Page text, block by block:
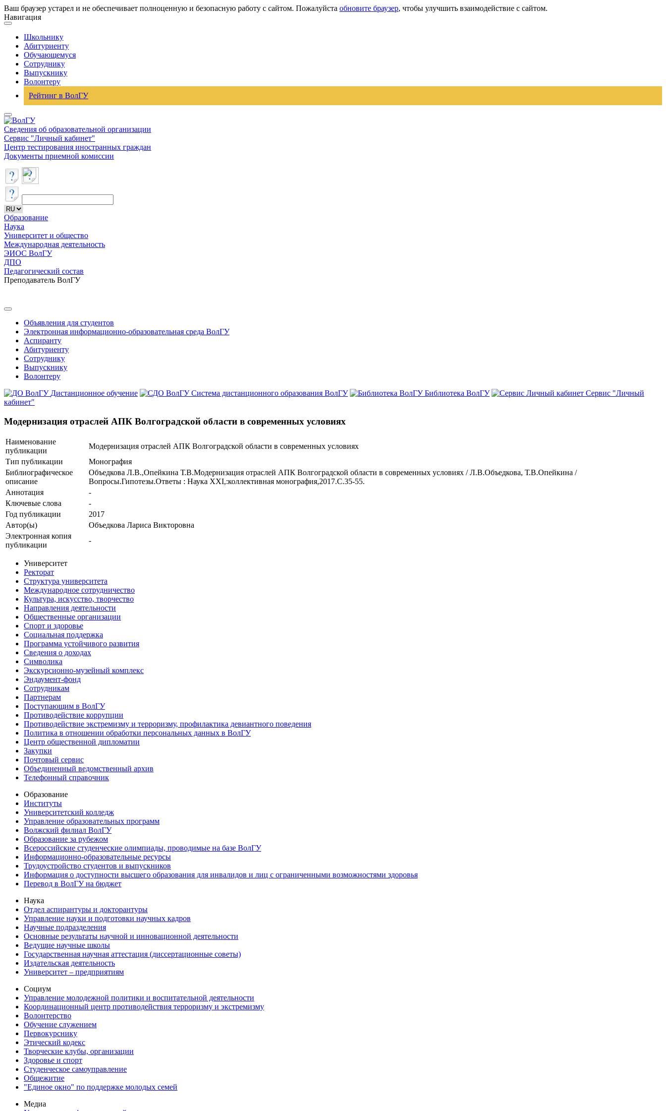
Ваш браузер устарел и не обеспечивает полноценную и безопасную работу с сайтом. Пожалуйста обновите браузер, чтобы улучшить взаимодействие с сайтом.
Навигация
Школьнику
Абитуриенту
Обучающемуся
Сотруднику
Выпускнику
Волонтеру
Рейтинг в ВолГУ
Сведения об образовательной организации
Сервис "Личный кабинет"
Центр тестирования иностранных граждан
Документы приемной комиссии
Образование
Наука
Университет и общество
Международная деятельность
ЭИОС ВолГУ
ДПО
Педагогический состав
Преподаватель ВолГУ
Объявления для студентов
Электронная информационно-образовательная среда ВолГУ
Аспиранту
Абитуриенту
Сотруднику
Выпускнику
Волонтеру
Дистанционное обучение
Система дистанционного образования ВолГУ Библиотека ВолГУ
Сервис "Личный
кабинет"
Модернизация отраслей АПК Волгоградской области в современных условиях
Наименование
публикации
Модернизация отраслей АПК Волгоградской области в современных условиях
Тип публикации
Монография
Библиографическое
описание
Объедкова Л.В.,Опейкина Т.В.Модернизация отраслей АПК Волгоградской области в современных условиях / Л.В.Объедкова, Т.В.Опейкина /
Вопросы.Гипотезы.Ответы : Наука XXI,:коллективная монография,2017.С.35-55.
Аннотация
-
Ключевые cлова
-
Год публикации
2017
Автор(ы)
Объедкова Лариса Викторовна
Электронная копия
публикации
-
Университет
Ректорат
Структура университета
Международное сотрудничество
Культура, искусство, творчество
Направления деятельности
Общественные организации
Спорт и здоровье
Социальная поддержка
Программа устойчивого развития
Сведения о доходах
Символика
Экскурсионно-музейный комплекс
Эндаумент-фонд
Сотрудникам
Партнерам
Поступающим в ВолГУ
Противодействие коррупции
Противодействие экстремизму и терроризму, профилактика девиантного поведения
Политика в отношении обработки персональных данных в ВолГУ
Центр общественной дипломатии
Закупки
Почтовый сервис
Объединенный ведомственный архив
Телефонный справочник
Образование
Институты
Университетский колледж
Управление образовательных программ
Волжский филиал ВолГУ
Образование за рубежом
Всероссийские студенческие олимпиады, проводимые на базе ВолГУ
Информационно-образовательные ресурсы
Трудоустройство студентов и выпускников
Информация о доступности высшего образования для инвалидов и лиц с ограниченными возможностями здоровья
Перевод в ВолГУ на бюджет
Наука
Отдел аспирантуры и докторантуры
Управление науки и подготовки научных кадров
Научные подразделения
Основные результаты научной и инновационной деятельности
Ведущие научные школы
Государственная научная аттестация (диссертационные советы)
Издательская деятельность
Университет – предприятиям
Социум
Управление молодежной политики и воспитательной деятельности
Координационный центр противодействия терроризму и экстремизму
Волонтерство
Обучение служением
Первокурснику
Этический кодекс
Творческие клубы, организации
Здоровье и спорт
Студенческое самоуправление
Общежитие
"Единое окно" по поддержке молодых семей
Медиа